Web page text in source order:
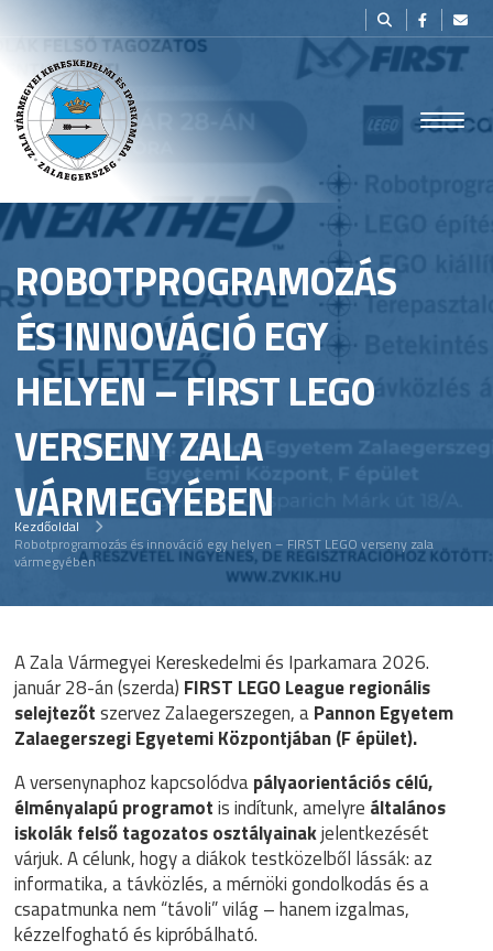
ROBOTPROGRAMOZÁS
ÉS INNOVÁCIÓ EGY
HELYEN – FIRST LEGO
VERSENY ZALA
VÁRMEGYÉBEN
Kezdőoldal
Robotprogramozás és innováció egy helyen – FIRST LEGO verseny zala
vármegyében
A Zala Vármegyei Kereskedelmi és Iparkamara 2026.
január 28-án (szerda) FIRST LEGO League regionális
selejtezőtszervez Zalaegerszegen, aPannon Egyetem
Zalaegerszegi Egyetemi Központjában (F épület).
A versenynaphoz kapcsolódvapályaorientációs célú,
élményalapú programotis indítunk, amelyre általános
iskolák felső tagozatos osztályainakjelentkezését
várjuk. A célunk, hogy a diákok testközelből lássák: az
informatika, a távközlés, a mérnöki gondolkodás és a
csapatmunka nem “távoli” világ – hanem izgalmas,
kézzelfogható és kipróbálható.